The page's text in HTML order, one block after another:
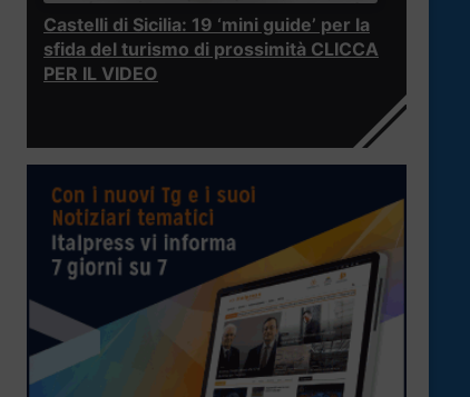
Castelli di Sicilia: 19 ‘mini guide’ per la
sfida del turismo di prossimità CLICCA
PER IL VIDEO